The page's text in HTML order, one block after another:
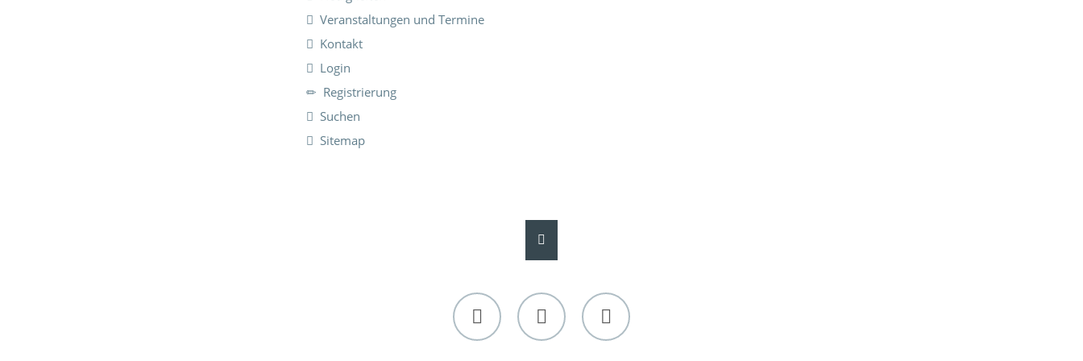
Veranstaltungen und Termine
Kontakt
Login
Registrierung
Suchen
Sitemap